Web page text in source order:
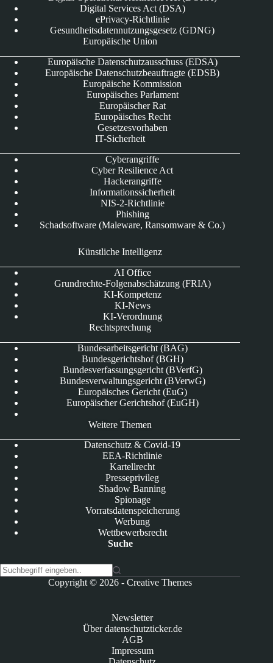
Digital Services Act (DSA)
ePrivacy-Richtlinie
Gesundheitsdatennutzungsgesetz (GDNG)
Europäische Union
Europäische Datenschutzausschuss (EDSA)
Europäische Datenschutzbeauftragte (EDSB)
Europäische Kommission
Europäisches Parlament
Europäischer Rat
Europäisches Recht
Gesetzesvorhaben
IT-Sicherheit
Cyberangriffe
Cyber Resilience Act
Hackerangriffe
Informationssicherheit
NIS-2-Richtlinie
Phishing
Schadsoftware (Maleware, Ransomware & Co.)
Künstliche Intelligenz
AI Office
Grundrechte-Folgenabschätzung (FRIA)
KI-Kompetenz
KI-News
KI-Verordnung
Rechtsprechung
Bundesarbeitsgericht (BAG)
Bundesgerichtshof (BGH)
Bundesverfassungsgericht (BVerfG)
Bundesverwaltungsgericht (BVerwG)
Europäisches Gericht (EuG)
Europäischer Gerichtshof (EuGH)
Weitere Themen
Datenschutz & Covid-19
EEA-Richtlinie
Kartellrecht
Presseprivileg
Shadow Banning
Spionage
Vorratsdatenspeicherung
Werbung
Wettbewerbsrecht
Suche
Copyright © 2026 -Creative Themes
Newsletter
Über datenschutzticker.de
AGB
Impressum